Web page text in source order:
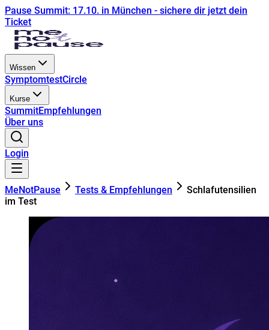
Pause Summit: 17.10. in München - sichere dir jetzt dein
Ticket
Wissen
SymptomtestCircle
Kurse
SummitEmpfehlungen
Über uns
Login
MeNotPause Tests & Empfehlungen
Schlafutensilien
im Test